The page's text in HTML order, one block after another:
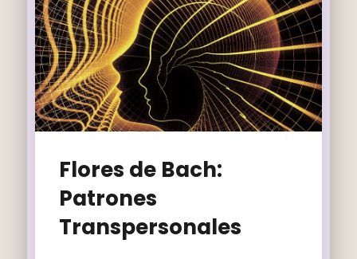
Flores de Bach:
Patrones
Transpersonales